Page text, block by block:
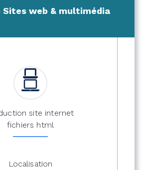
web & multimédia
site internet
fichiers html
Localisation